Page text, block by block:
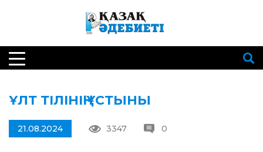
ҰЛТ ТІЛІНІҢ ҰСТЫНЫ
21.08.2024 3347 0